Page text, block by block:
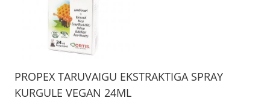
PROPEX TARUVAIGU EKSTRAKTIGA SPRAY
KURGULE VEGAN 24ML